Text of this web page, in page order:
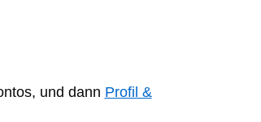
und dann Profil &